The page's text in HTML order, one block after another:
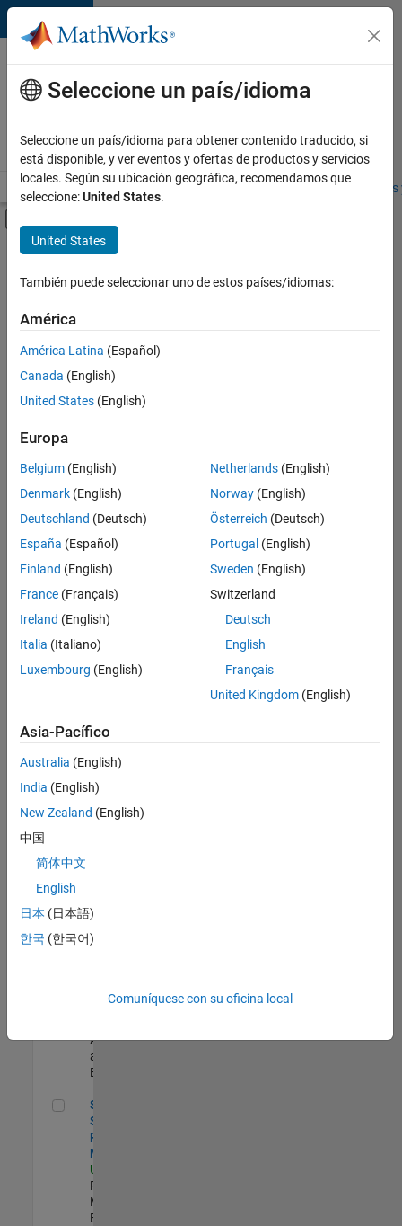
Saltar al contenido
Ofertas
de
empleo
MathWorks
Visión general Búsqueda de empleo Oficinas locales
Contenido principal
FILTRADO POR
Release Engineering
Education Marketing
Ordenar por
Guardar
empleos
seleccionados
No se
han
traducido
todos
los
empleos.
Busque
por
ubicación
todos
empleos
en su
zona.
Senior Program Manager
US-MA-Natick
Management |
Data Architect
US-MA-Natick|
Applications
and Tools |
Experimentado
Senior Software Program Manager
Senior
Software
Program
Manager
US-MA-Natick
Program
Management |
Experimentado
Seleccione un país/idioma
Seleccione un país/idioma para obtener contenido traducido, si
está disponible, y ver eventos y ofertas de productos y servicios
locales. Según su ubicación geográfica, recomendamos que
seleccione:United States.
United States
También puede seleccionar uno de estos países/idiomas:
América
América Latina (Español)
Canada (English)
United States (English)
Europa
Belgium (English)
Denmark (English)
Deutschland (Deutsch)
España (Español)
Finland (English)
France (Français)
Ireland (English)
Italia (Italiano)
Luxembourg (English)
Netherlands(English)
Norway(English)
Österreich (Deutsch)
Portugal (English)
Sweden (English)
Switzerland
Deutsch
English
Français
United Kingdom(English)
Asia-Pacífico
Australia (English)
India (English)
New Zealand (English)
中国
简体中文
English
日本 (日本語)
한국 (한국어)
Comuníquese con su oficina local